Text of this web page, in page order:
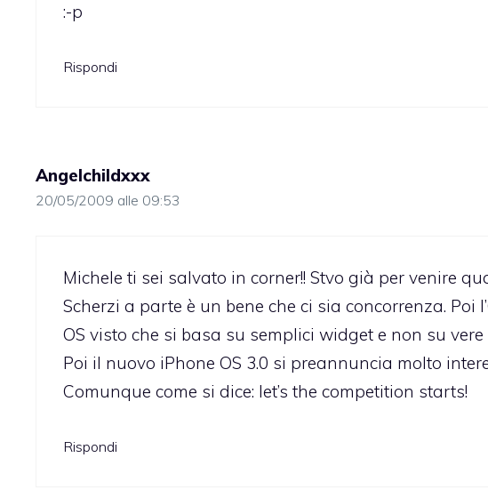
:-p
Rispondi
Angelchildxxx
20/05/2009 alle 09:53
Michele ti sei salvato in corner!! Stvo già per venire
Scherzi a parte è un bene che ci sia concorrenza. Poi
OS visto che si basa su semplici widget e non su vere
Poi il nuovo iPhone OS 3.0 si preannuncia molto
Comunque come si dice: let’s the competition starts!
Rispondi